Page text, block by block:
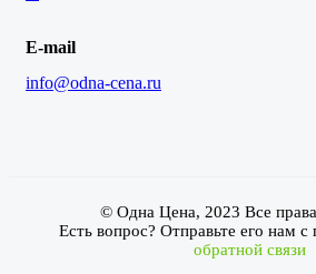
E-mail
info@odna-cena.ru
© Одна Цена, 2023 Все
Есть вопрос? Отправьте его нам
обратной связи